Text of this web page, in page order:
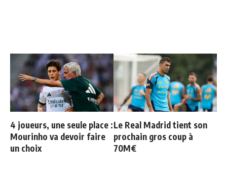
4 joueurs, une seule place :
Mourinho va devoir faire
un choix
Le Real Madrid tient son
prochain gros coup à
70M€